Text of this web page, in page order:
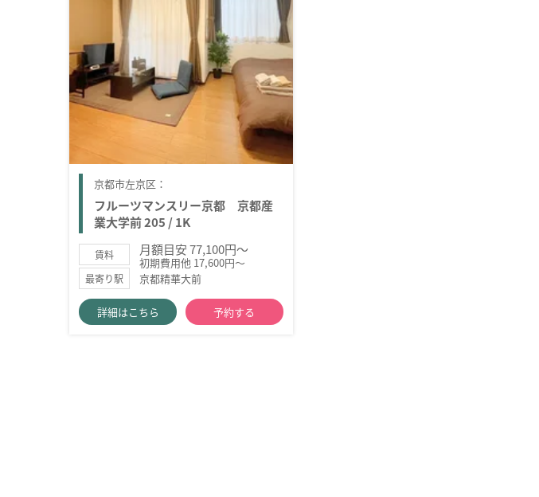
京都市左京区：
フルーツマンスリー京都 京都産
業大学前 205 / 1K
賃料 月額目安 77,100円～
初期費用他 17,600円～
最寄り駅 京都精華大前
詳細はこちら 予約する